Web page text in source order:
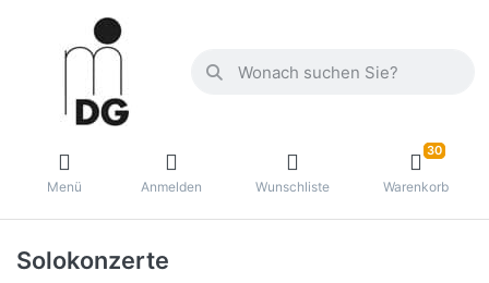
Menü Anmelden Wunschliste
30
Warenkorb
Solokonzerte